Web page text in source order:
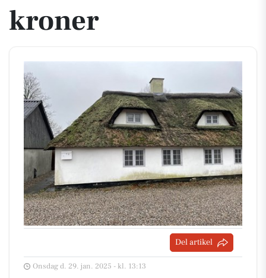
kroner
Del artikel
Onsdag d. 29. jan. 2025 - kl. 13:13